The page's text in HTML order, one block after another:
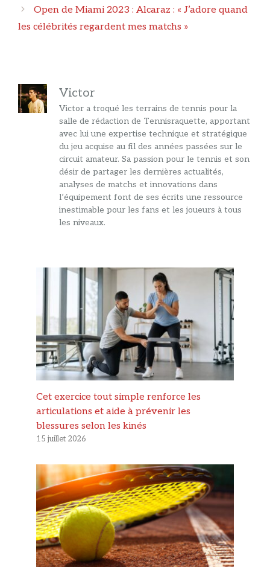
Open de Miami 2023 : Alcaraz : « J’adore quand
les célébrités regardent mes matchs »
Victor
Victor a troqué les terrains de tennis pour la
salle de rédaction de Tennisraquette, apportant
avec lui une expertise technique et stratégique
du jeu acquise au fil des années passées sur le
circuit amateur. Sa passion pour le tennis et son
désir de partager les dernières actualités,
analyses de matchs et innovations dans
l’équipement font de ses écrits une ressource
inestimable pour les fans et les joueurs à tous
les niveaux.
Cet exercice tout simple renforce les
articulations et aide à prévenir les
blessures selon les kinés
15 juillet 2026